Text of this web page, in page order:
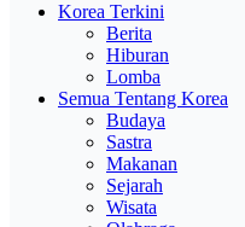
Korea Terkini
Berita
Hiburan
Lomba
Semua Tentang Korea
Budaya
Sastra
Makanan
Sejarah
Wisata